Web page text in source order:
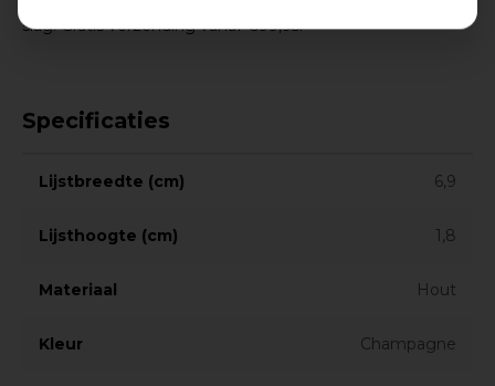
slag. Gratis verzending vanaf €99,95!
Specificaties
Lijstbreedte (cm) 6,9
Lijsthoogte (cm) 1,8
Materiaal Hout
Kleur Champagne